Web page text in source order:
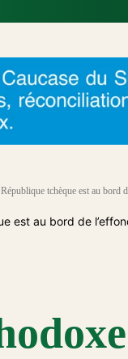
tchèque est au bord